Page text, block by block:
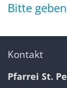
Bitte
Kontakt
Pfarrei St.